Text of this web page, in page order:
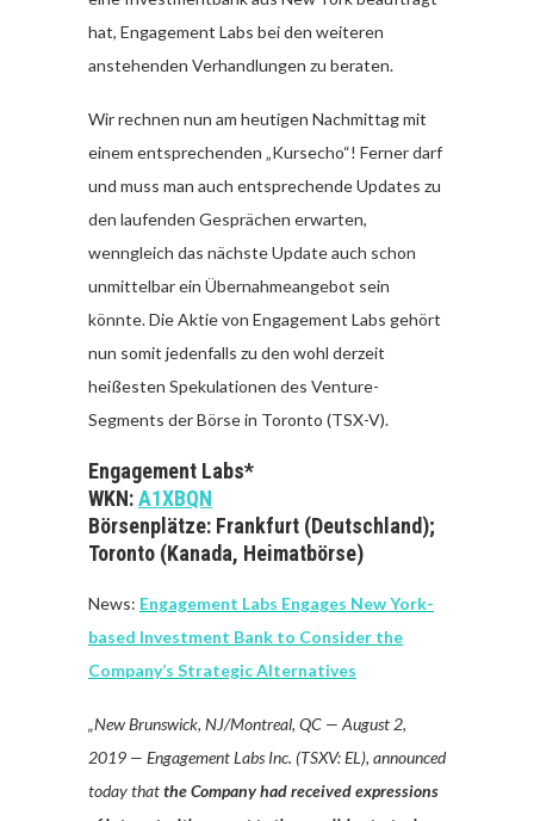
hat, Engagement Labs bei den weiteren
anstehenden Verhandlungen zu beraten.
Wir rechnen nun am heutigen Nachmittag mit
einem entsprechenden „Kursecho“! Ferner darf
und muss man auch entsprechende Updates zu
den laufenden Gesprächen erwarten,
wenngleich das nächste Update auch schon
unmittelbar ein Übernahmeangebot sein
könnte. Die Aktie von Engagement Labs gehört
nun somit jedenfalls zu den wohl derzeit
heißesten Spekulationen des Venture-
Segments der Börse in Toronto (TSX-V).
Engagement Labs*
WKN:A1XBQN
Börsenplätze: Frankfurt (Deutschland);
Toronto (Kanada, Heimatbörse)
News: Engagement Labs Engages New York-
based Investment Bank to Consider the
Company’s Strategic Alternatives
„New Brunswick, NJ/Montreal, QC — August 2,
2019 — Engagement Labs Inc. (TSXV: EL), announced
today thatthe Company had received expressions